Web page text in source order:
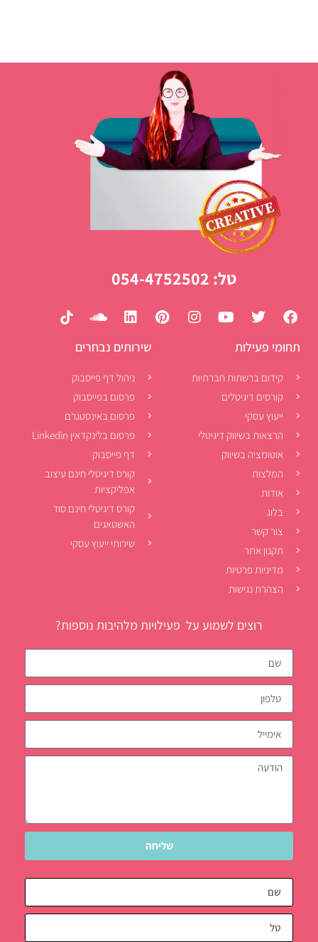
טל: 054-4752502
תחומי פעילות
קידום ברשתות חברתיות
קורסים דיגיטלים
ייעוץ עסקי
הרצאות בשיווק דיגיטלי
אוטומציה בשיווק
המלצות
אודות
בלוג
צור קשר
תקנון אתר
מדיניות פרטיות
הצהרת נגישות
שירותים נבחרים
ניהול דף פייסבוק
פרסום בפייסבוק
פרסום באינסטגרם
פרסום בלינקדאין Linkedin
דף פייסבוק
קורס דיגיטלי חינם עיצוב
אפליקציות
קורס דיגיטלי חינם סוד
האשטאגים
שירותי ייעוץ עסקי
רוצים לשמוע על פעילויות מלהיבות נוספות?
שליחה